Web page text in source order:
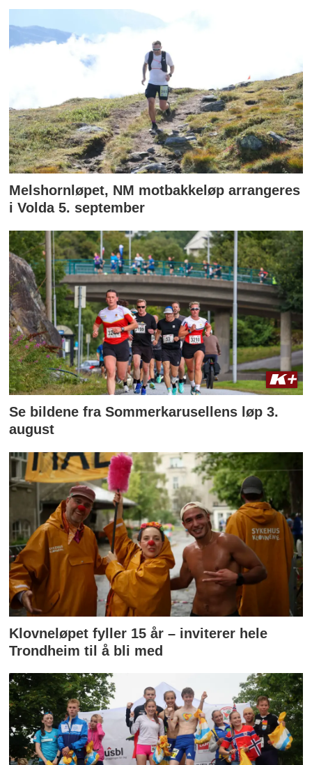
Melshornløpet, NM motbakkeløp arrangeres
i Volda 5. september
Se bildene fra Sommerkarusellens løp 3.
august
Klovneløpet fyller 15 år – inviterer hele
Trondheim til å bli med